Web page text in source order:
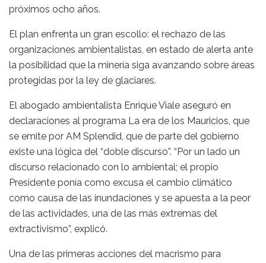
próximos ocho años.
El plan enfrenta un gran escollo: el rechazo de las
organizaciones ambientalistas, en estado de alerta ante
la posibilidad que la minería siga avanzando sobre áreas
protegidas por la ley de glaciares.
El abogado ambientalista Enrique Viale aseguró en
declaraciones al programa La era de los Mauricios, que
se emite por AM Splendid, que de parte del gobierno
existe una lógica del “doble discurso”. “Por un lado un
discurso relacionado con lo ambiental; el propio
Presidente ponía como excusa el cambio climático
como causa de las inundaciones y se apuesta a la peor
de las actividades, una de las más extremas del
extractivismo”, explicó.
Una de las primeras acciones del macrismo para